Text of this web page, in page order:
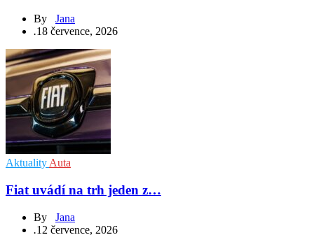
By Jana
.18 července, 2026
AktualityAuta
Fiat uvádí na trh jeden z…
By Jana
.12 července, 2026